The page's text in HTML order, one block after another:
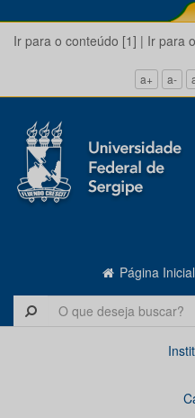
Ir para o conteúdo [1] | Ir para
a+ a-
Página Inicial